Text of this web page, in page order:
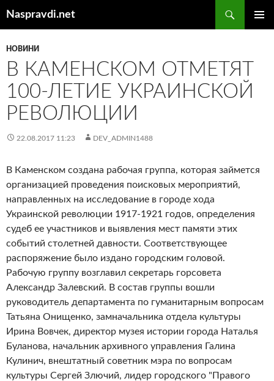
Naspravdi.net
НОВИНИ
В КАМЕНСКОМ ОТМЕТЯТ
100-ЛЕТИЕ УКРАИНСКОЙ
РЕВОЛЮЦИИ
22.08.2017 11:23 DEV_ADMIN1488
В Каменском создана рабочая группа, которая займется
организацией проведения поисковых мероприятий,
направленных на исследование в городе хода
Украинской революции 1917-1921 годов, определения
судеб ее участников и выявления мест памяти этих
событий столетней давности. Соответствующее
распоряжение было издано городским головой.
Рабочую группу возглавил секретарь горсовета
Александр Залевский. В состав группы вошли
руководитель департамента по гуманитарным вопросам
Татьяна Онищенко, замначальника отдела культуры
Ирина Вовчек, директор музея истории города Наталья
Буланова, начальник архивного управления Галина
Кулинич, внештатный советник мэра по вопросам
культуры Сергей Злючий, лидер городского "Правого